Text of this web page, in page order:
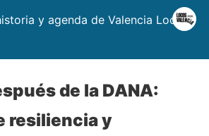
y agenda de Valencia Locos
de la DANA:
resiliencia y